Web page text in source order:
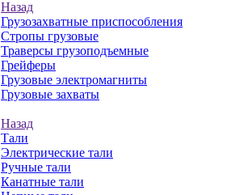
Назад
Грузозахватные приспособления
Стропы грузовые
Траверсы грузоподъемные
Грейферы
Грузовые электромагниты
Грузовые захваты
Назад
Тали
Электрические тали
Ручные тали
Канатные тали